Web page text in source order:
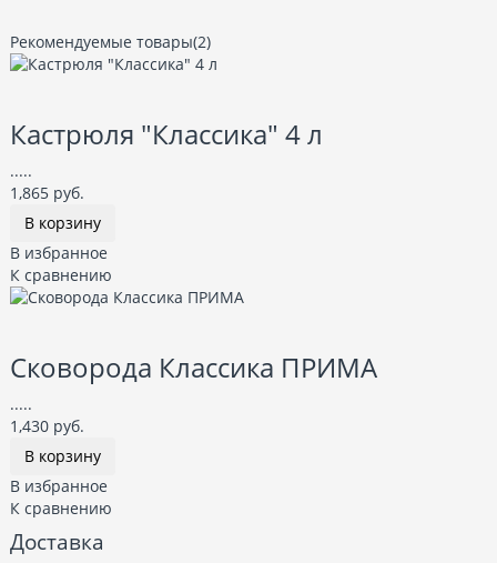
Рекомендуемые товары(2)
Кастрюля "Классика" 4 л
.....
1,865 руб.
В корзину
В избранное
К сравнению
Сковорода Классика ПРИМА
.....
1,430 руб.
В корзину
В избранное
К сравнению
Доставка